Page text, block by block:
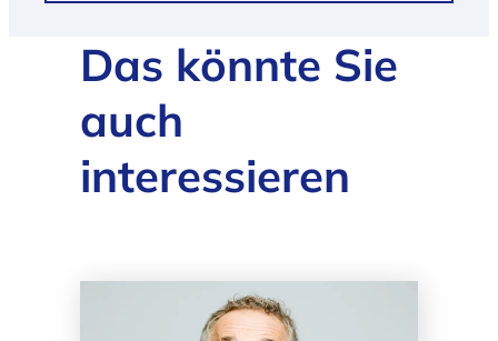
Das könnte Sie
auch
interessieren